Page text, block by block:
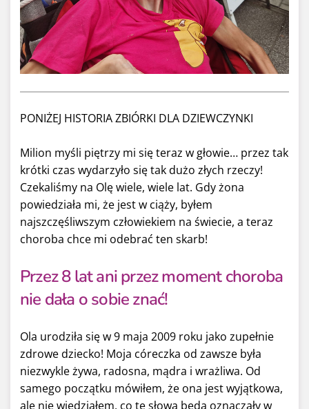
PONIŻEJ HISTORIA ZBIÓRKI DLA DZIEWCZYNKI
Milion myśli piętrzy mi się teraz w głowie… przez tak
krótki czas wydarzyło się tak dużo złych rzeczy!
Czekaliśmy na Olę wiele, wiele lat. Gdy żona
powiedziała mi, że jest w ciąży, byłem
najszczęśliwszym człowiekiem na świecie, a teraz
choroba chce mi odebrać ten skarb!
Przez 8 lat ani przez moment choroba
nie dała o sobie znać!
Ola urodziła się w 9 maja 2009 roku jako zupełnie
zdrowe dziecko! Moja córeczka od zawsze była
niezwykle żywa, radosna, mądra i wrażliwa. Od
samego początku mówiłem, że ona jest wyjątkowa,
ale nie wiedziałem, co te słowa będą oznaczały w